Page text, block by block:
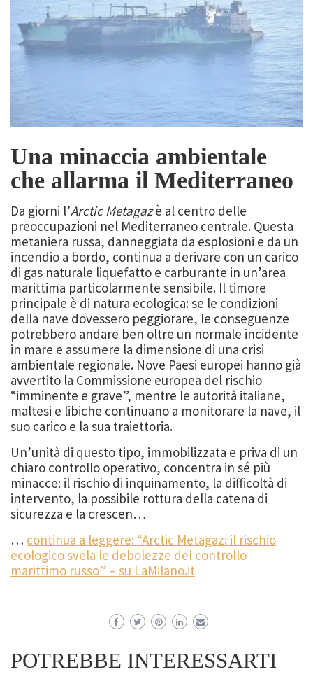
Una minaccia ambientale
che allarma il Mediterraneo
Da giorni l’Arctic Metagazè al centro delle
preoccupazioni nel Mediterraneo centrale. Questa
metaniera russa, danneggiata da esplosioni e da un
incendio a bordo, continua a derivare con un carico
di gas naturale liquefatto e carburante in un’area
marittima particolarmente sensibile. Il timore
principale è di natura ecologica: se le condizioni
della nave dovessero peggiorare, le conseguenze
potrebbero andare ben oltre un normale incidente
in mare e assumere la dimensione di una crisi
ambientale regionale. Nove Paesi europei hanno già
avvertito la Commissione europea del rischio
“imminente e grave”, mentre le autorità italiane,
maltesi e libiche continuano a monitorare la nave, il
suo carico e la sua traiettoria.
Un’unità di questo tipo, immobilizzata e priva di un
chiaro controllo operativo, concentra in sé più
minacce: il rischio di inquinamento, la difficoltà di
intervento, la possibile rottura della catena di
sicurezza e la crescen…
… continua a leggere: “Arctic Metagaz: il rischio
ecologico svela le debolezze del controllo
marittimo russo” – su LaMilano.it
POTREBBE INTERESSARTI